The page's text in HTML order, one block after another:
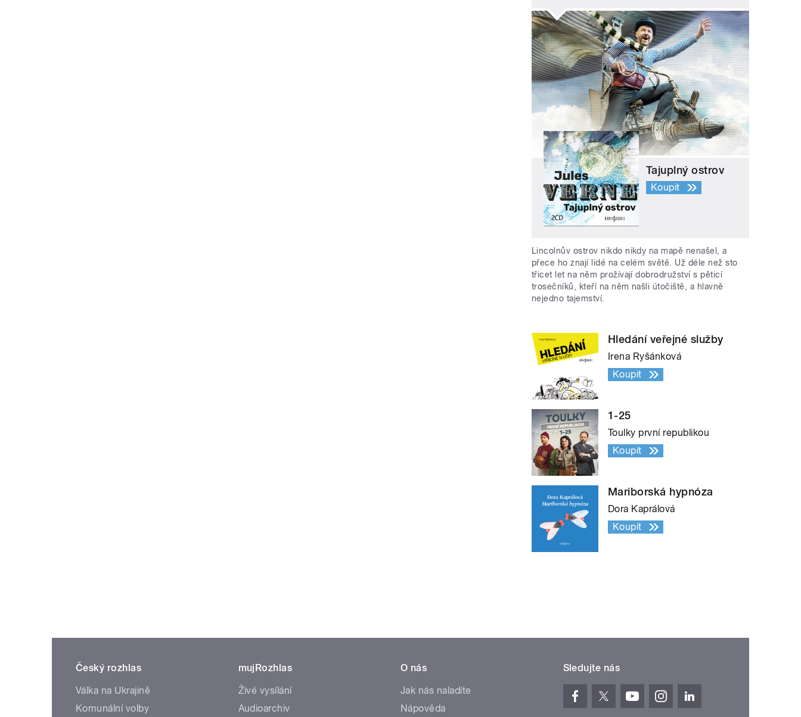
Tajuplný ostrov
Koupit
Lincolnův ostrov nikdo nikdy na mapě nenašel, a
přece ho znají lidé na celém světě. Už déle než sto
třicet let na něm prožívají dobrodružství s pěticí
trosečníků, kteří na něm našli útočiště, a hlavně
nejedno tajemství.
Hledání veřejné služby
Irena Ryšánková
Koupit
1-25
Toulky první republikou
Koupit
Mariborská hypnóza
Dora Kaprálová
Koupit
Český rozhlas
Válka na Ukrajině
Komunální volby
mujRozhlas
Živé vysílání
Audioarchiv
O nás
Jak nás naladíte
Nápověda
Sledujte nás